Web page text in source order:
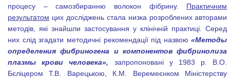
процесу – самозбиранню волокон фібрину. Практичним
результатом цих досліджень стала низка розроблених авторами
методів, які знайшли застосування у клінічній практиці. Серед
них слід згадати методичні рекомендації під назвою«Методы
определения фибриногена и компонентов фибринолиза
плазмы крови человека», запропоновані у 1983 р. В.О.
Бєліцером Т.В. Варецькою, К.М. Веремеєнком Міністерству